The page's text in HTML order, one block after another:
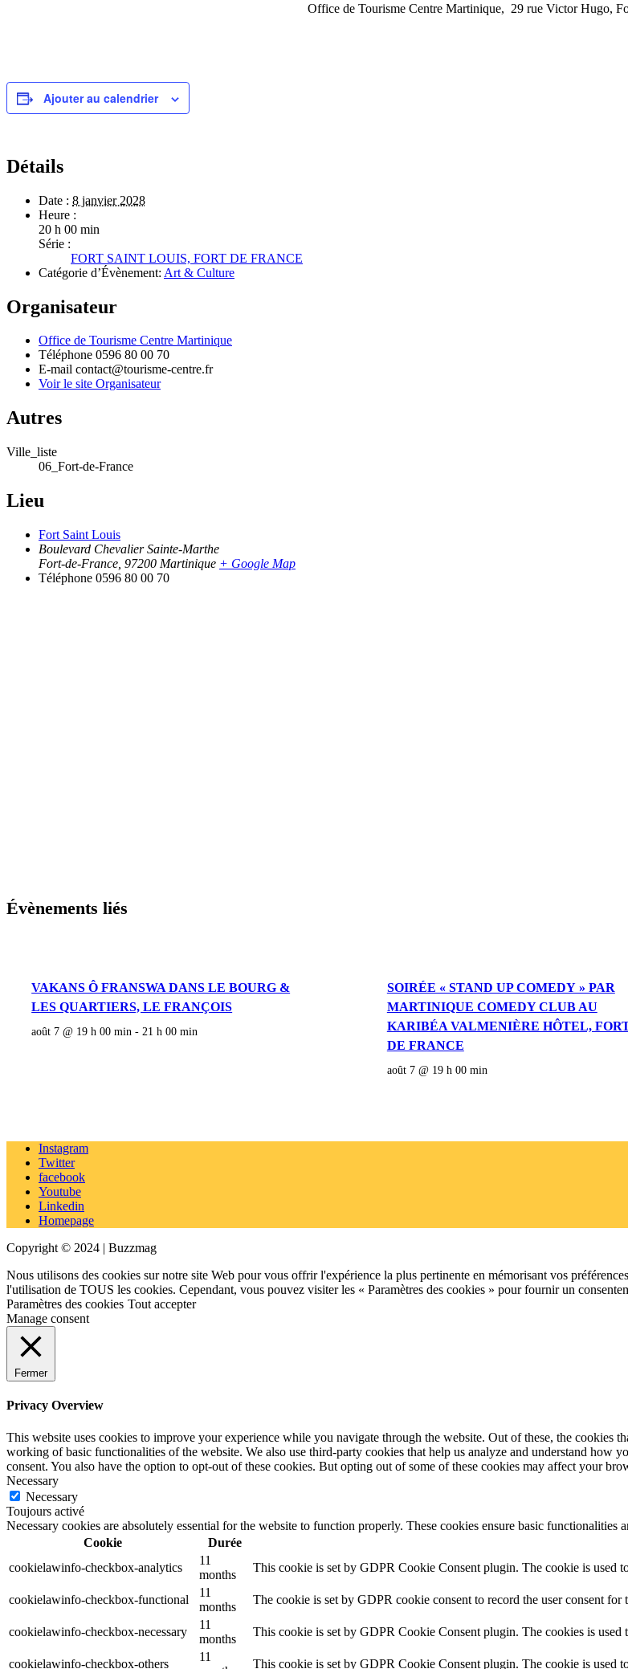
Office de Tourisme Centre Martinique, 29 rue Victor Hugo,
Ajouter au calendrier
Détails
Date : 8 janvier 2028
Heure :
20 h 00 min
Série :
FORT SAINT LOUIS, FORT DE FRANCE
Catégorie d’Évènement: Art & Culture
Organisateur
Office de Tourisme Centre Martinique
Téléphone 0596 80 00 70
E-mail contact@tourisme-centre.fr
Voir le site Organisateur
Autres
Ville_liste
06_Fort-de-France
Lieu
Fort Saint Louis
Boulevard Chevalier Sainte-Marthe
Fort-de-France 97200 Martinique + Google Map
Téléphone 0596 80 00 70
Évènements liés
VAKANS Ô FRANSWA DANS LE BOURG &
LES QUARTIERS, LE FRANÇOIS
août 7 @ 19 h 00 min -21 h 00 min
SOIRÉE « STAND UP COMEDY » PAR
MARTINIQUE COMEDY CLUB AU
KARIBÉA VALMENIÈRE HÔTEL,
DE FRANCE
août 7 @ 19 h 00 min
Instagram
Twitter
facebook
Youtube
Linkedin
Homepage
Copyright © 2024 | Buzzmag
Nous utilisons des cookies sur notre site Web pour vous offrir l'expérience la plus pertinente en mémorisant vos
l'utilisation de TOUS les cookies. Cependant, vous pouvez visiter les « Paramètres des cookies » pour fournir un
Paramètres des cookies Tout accepter
Manage consent
Fermer
Privacy Overview
This website uses cookies to improve your experience while you navigate through the website. Out of these, the cookies
working of basic functionalities of the website. We also use third-party cookies that help us analyze and understand
consent. You also have the option to opt-out of these cookies. But opting out of some of these cookies may affect your
Necessary
Necessary
Toujours activé
Necessary cookies are absolutely essential for the website to function properly. These cookies ensure basic functionalities
Cookie
Durée
cookielawinfo-checkbox-analytics
11
months
This cookie is set by GDPR Cookie Consent plugin. The cookie is used
cookielawinfo-checkbox-functional
11
months
The cookie is set by GDPR cookie consent to record the user consent
cookielawinfo-checkbox-necessary
11
months
This cookie is set by GDPR Cookie Consent plugin. The cookies is
cookielawinfo-checkbox-others
11
This cookie is set by GDPR Cookie Consent plugin. The cookie is used